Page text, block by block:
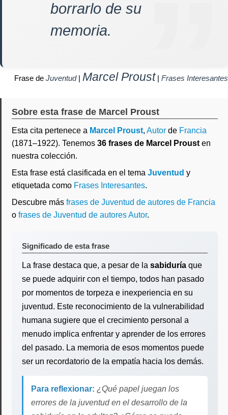
borrarlo de su
memoria.
Frase de Juventud| Marcel Proust| Frases Interesantes
Sobre esta frase de Marcel Proust
Esta cita pertenece a Marcel Proust, Autor de Francia
(1871–1922). Tenemos 36 frases de Marcel Proust en
nuestra colección.
Esta frase está clasificada en el tema Juventud y
etiquetada como Frases Interesantes.
Descubre más frases de Juventud de autores de Francia
o frases de Juventud de autores Autor.
Significado de esta frase
La frase destaca que, a pesar de la sabiduría que
se puede adquirir con el tiempo, todos han pasado
por momentos de torpeza e inexperiencia en su
juventud. Este reconocimiento de la vulnerabilidad
humana sugiere que el crecimiento personal a
menudo implica enfrentar y aprender de los errores
del pasado. La memoria de esos momentos puede
ser un recordatorio de la empatía hacia los demás.
Para reflexionar: ¿Qué papel juegan los
errores de la juventud en el desarrollo de la